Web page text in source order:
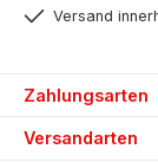
Versand
Zahlungsarten
Versandarten